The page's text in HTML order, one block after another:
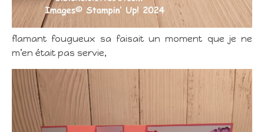
flamant fougueux sa faisait un moment que je ne
m’en était pas servie,